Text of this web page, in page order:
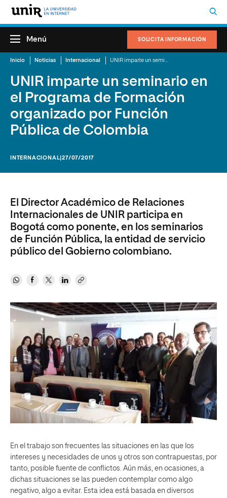
SOLICITA INFORMACIÓN
Menú
Inicio Noticias Internacional
UNIR imparte un seminario en
el Programa de Formación
organizado por Función
Pública de Colombia
INTERNACIONAL |27/07/2017
El Director Académico de Relaciones
Internacionales de UNIR participa en
Bogotá como ponente, en los seminarios
de Función Pública, la entidad de servicio
público del Gobierno colombiano.
En el trabajo son frecuentes las situaciones en las que los
intereses y necesidades de unos y otros son contrapuestas, por
tanto, posible fuente de conflictos. Aún más, en ocasiones, a
dichas situaciones se las pueden contemplar como algo
negativo, algo a evitar. Esta idea está basada en diversos